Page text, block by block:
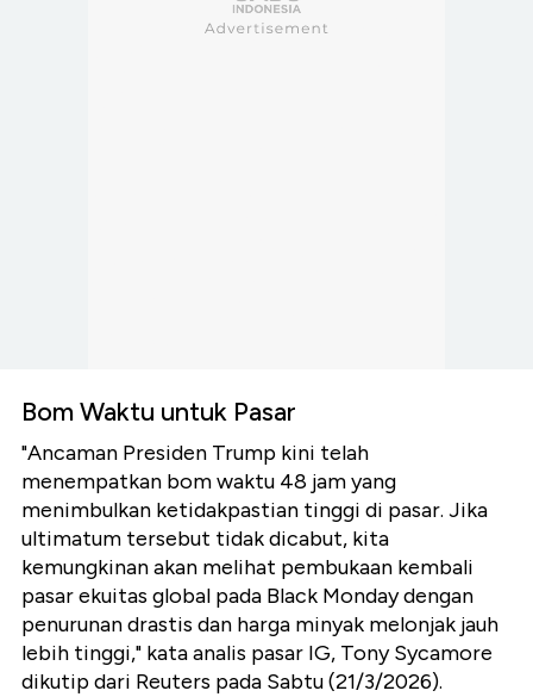
Bom Waktu untuk Pasar
"Ancaman Presiden Trump kini telah
menempatkan bom waktu 48 jam yang
menimbulkan ketidakpastian tinggi di pasar. Jika
ultimatum tersebut tidak dicabut, kita
kemungkinan akan melihat pembukaan kembali
pasar ekuitas global pada Black Monday dengan
penurunan drastis dan harga minyak melonjak jauh
lebih tinggi," kata analis pasar IG, Tony Sycamore
dikutip dari Reuters pada Sabtu (21/3/2026).